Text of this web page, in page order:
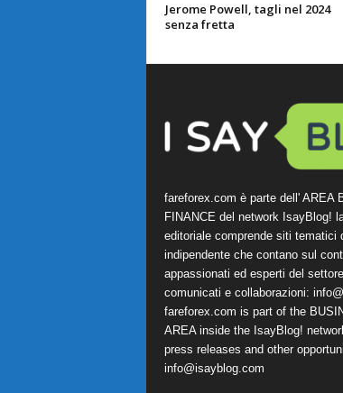
Jerome Powell, tagli nel 2024
senza fretta
fareforex.com è parte dell' AREA
FINANCE del network IsayBlog!
editoriale comprende siti tematici
indipendente che contano sul
appassionati ed esperti del
comunicati e collaborazioni:
fareforex.com is part of the
AREA inside the IsayBlog!
press releases and other
info@isayblog.com